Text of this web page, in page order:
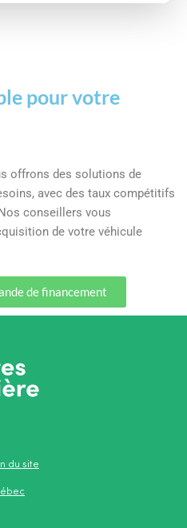
pour votre
offrons des solutions de
avec des taux compétitifs
conseillers vous
de votre véhicule
de financement
du site